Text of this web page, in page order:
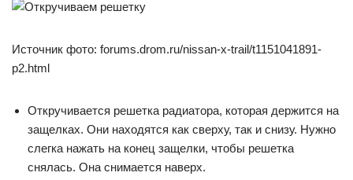
Источник фото: forums.drom.ru/nissan-x-trail/t1151041891-
p2.html
Откручивается решетка радиатора, которая держится на
защелках. Они находятся как сверху, так и снизу. Нужно
слегка нажать на конец защелки, чтобы решетка
снялась. Она снимается наверх.